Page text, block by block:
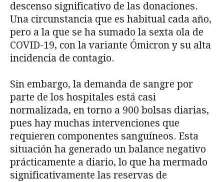
descenso significativo de las donaciones.
Una circunstancia que es habitual cada año,
pero a la que se ha sumado la sexta ola de
COVID-19, con la variante Ómicron y su alta
incidencia de contagio.
Sin embargo, la demanda de sangre por
parte de los hospitales está casi
normalizada, en torno a 900 bolsas diarias,
pues hay muchas intervenciones que
requieren componentes sanguíneos. Esta
situación ha generado un balance negativo
prácticamente a diario, lo que ha mermado
significativamente las reservas de